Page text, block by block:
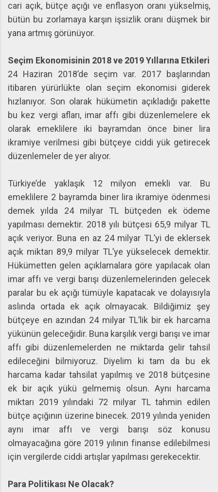
cari açık, bütçe açığı ve enflasyon oranı yükselmiş,
bütün bu zorlamaya karşın işsizlik oranı düşmek bir
yana artmış görünüyor.
Seçim Ekonomisinin 2018 ve 2019 Yıllarına Etkileri
24 Haziran 2018’de seçim var. 2017 başlarından
itibaren yürürlükte olan seçim ekonomisi giderek
hızlanıyor. Son olarak hükümetin açıkladığı pakette
bu kez vergi afları, imar affı gibi düzenlemelere ek
olarak emeklilere iki bayramdan önce biner lira
ikramiye verilmesi gibi bütçeye ciddi yük getirecek
düzenlemeler de yer alıyor.
Türkiye’de yaklaşık 12 milyon emekli var. Bu
emeklilere 2 bayramda biner lira ikramiye ödenmesi
demek yılda 24 milyar TL bütçeden ek ödeme
yapılması demektir. 2018 yılı bütçesi 65,9 milyar TL
açık veriyor. Buna en az 24 milyar TL’yi de eklersek
açık miktarı 89,9 milyar TL’ye yükselecek demektir.
Hükümetten gelen açıklamalara göre yapılacak olan
imar affı ve vergi barışı düzenlemelerinden gelecek
paralar bu ek açığı tümüyle kapatacak ve dolayısıyla
aslında ortada ek açık olmayacak. Bildiğimiz şey
bütçeye en azından 24 milyar TL’lik bir ek harcama
yükünün geleceğidir. Buna karşılık vergi barışı ve imar
affı gibi düzenlemelerden ne miktarda gelir tahsil
edileceğini bilmiyoruz. Diyelim ki tam da bu ek
harcama kadar tahsilat yapılmış ve 2018 bütçesine
ek bir açık yükü gelmemiş olsun. Aynı harcama
miktarı 2019 yılındaki 72 milyar TL tahmin edilen
bütçe açığının üzerine binecek. 2019 yılında yeniden
aynı imar affı ve vergi barışı söz konusu
olmayacağına göre 2019 yılının finanse edilebilmesi
için vergilerde ciddi artışlar yapılması gerekecektir.
Para Politikası Ne Olacak?